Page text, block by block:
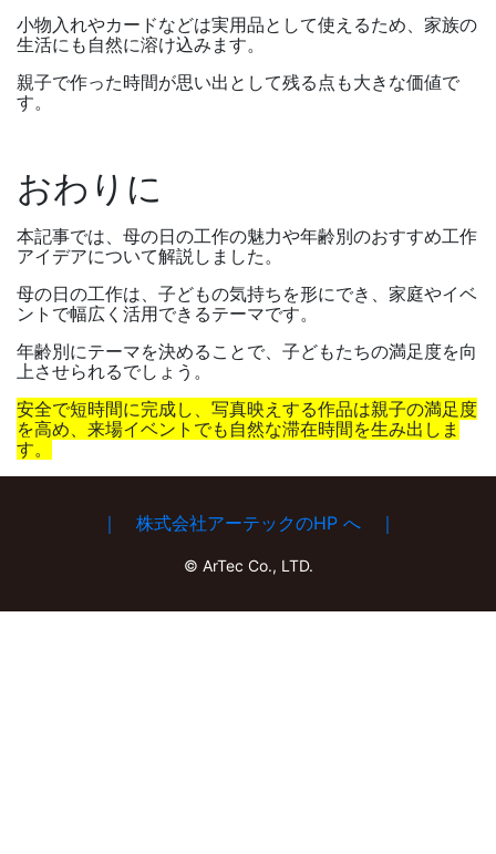
小物入れやカードなどは実用品として使えるため、家族の
生活にも自然に溶け込みます。
親子で作った時間が思い出として残る点も大きな価値で
す。
おわりに
本記事では、 母の日の工作の魅力や年齢別のおすすめ工作
アイデアについて解説しました。
母の日の工作は、子どもの気持ちを形にでき、家庭やイベ
ントで幅広く活用できるテーマです。
年齢別にテーマを決めることで、子どもたちの満足度を向
上させられるでしょう。
安全で短時間に完成し、写真映えする作品は親子の満足度
を高め、来場イベントでも自然な滞在時間を生み出しま
す。
｜ 株式会社アーテックのHP へ ｜
© ArTec Co., LTD.